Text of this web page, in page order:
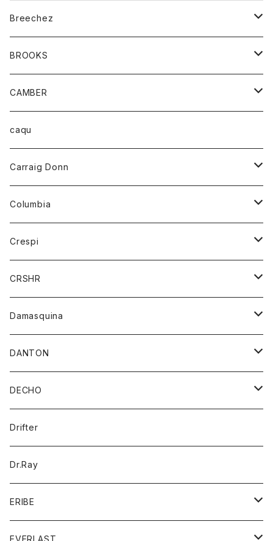
ベルト
Tシャツ
グッズ
アンダーウェアー
カードホルダー
チーフ
バンダナ
トップス
カーディガン
トレーナー
パーカー
ボトム
オーバーオール
ショートパンツ
レディース
オーバーオール
カーディガン
Tシャツ
パーカー
Breechez
シャツ
BROOKS
グッズ
靴
CAMBER
トップス
ハーフスリーブTシャツ
caqu
Carraig Donn
ニット
Columbia
アウター
ジャケット
Crespi
ジャケット
ワンピース
ブラウス
CRSHR
キャップ
Damasquina
ウォレット
カードケース
バッグ
DANTON
アウター
コート
ジャケット
アクセサリー
バッグ
キッズ
シャツ
Tシャツ
グッズ
帽子
トップス
DECHO
帽子
Drifter
Dr.Ray
ERIBE
ニット
EVERLAST